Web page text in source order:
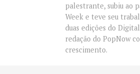
palestrante, subiu ao
Week e teve seu
duas edições do
redação do PopNow
crescimento.